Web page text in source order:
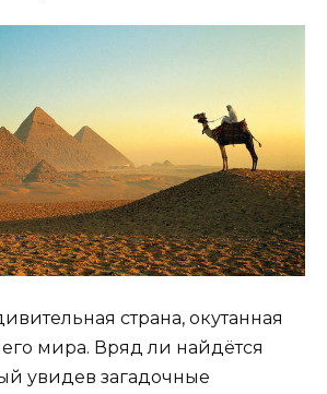
страна, окутанная
мира. Вряд ли найдётся
увидев загадочные